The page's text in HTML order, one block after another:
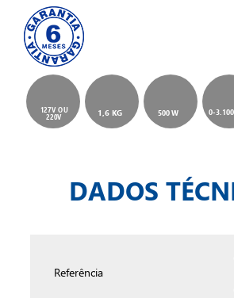
127V OU
220V 1,6 KG 500 W 0-
DADOS
Referência